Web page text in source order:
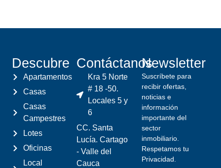
Descubre
Apartamentos
Casas
Casas
Campestres
Lotes
Oficinas
Local
Contáctanos
Kra 5 Norte
# 18 -50.
Locales 5 y
6
CC. Santa
Lucía. Cartago
- Valle del
Cauca
Newsletter
Suscríbete para
recibir ofertas,
noticias e
información
importante del
sector
inmobiliario.
Respetamos tu
Privacidad.